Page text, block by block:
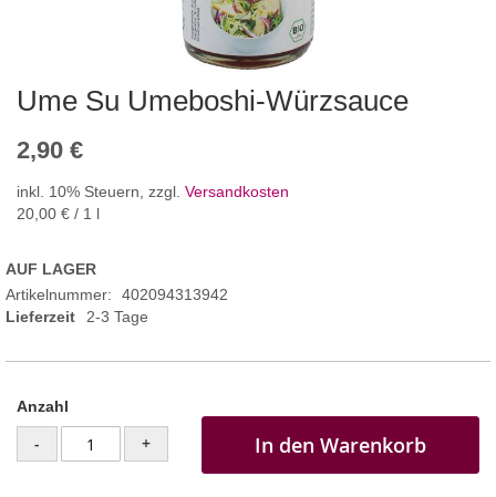
Ume Su Umeboshi-Würzsauce
2,90 €
inkl. 10% Steuern, zzgl. Versandkosten
20,00 € / 1 l
AUF LAGER
Artikelnummer
402094313942
Lieferzeit
2-3 Tage
Anzahl
- + In den Warenkorb